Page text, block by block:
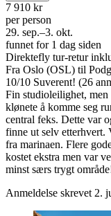
7 910 kr
per person
29. sep.–3. okt.
funnet for 1 dag siden
Direktefly tur-retur
Fra Oslo (OSL) til
10/10 Suverent! (26
Fin studioleilighet,
klønete å komme seg
central feks. Dette var
finne ut selv
fra marinaen. Flere
kostet ekstra men var
minst særs trygt
Anmeldelse skrevet 2.